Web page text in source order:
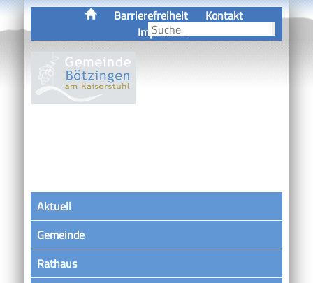
Barrierefreiheit
Kontakt
Impressum
Aktuell
Gemeinde
Rathaus